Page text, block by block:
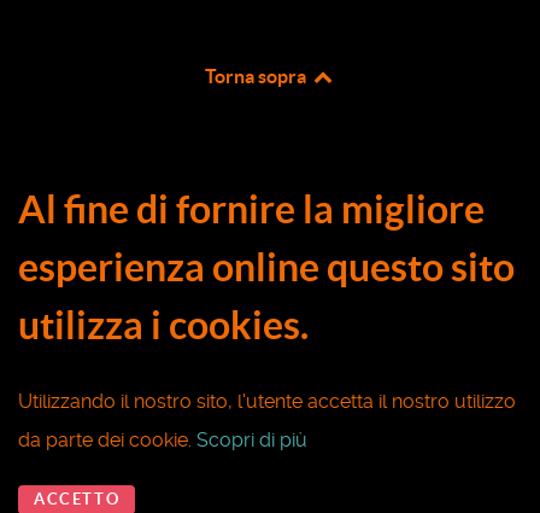
Torna sopra
Al fine di fornire la migliore
esperienza online questo sito
utilizza i cookies.
Utilizzando il nostro sito, l'utente accetta il nostro utilizzo
da parte dei cookie. Scopri di più
ACCETTO